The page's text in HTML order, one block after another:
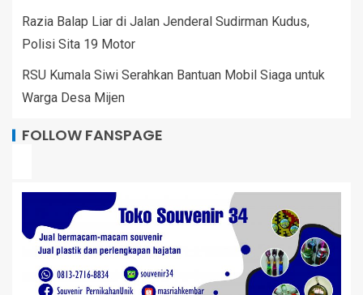
Razia Balap Liar di Jalan Jenderal Sudirman Kudus,
Polisi Sita 19 Motor
RSU Kumala Siwi Serahkan Bantuan Mobil Siaga untuk
Warga Desa Mijen
FOLLOW FANSPAGE